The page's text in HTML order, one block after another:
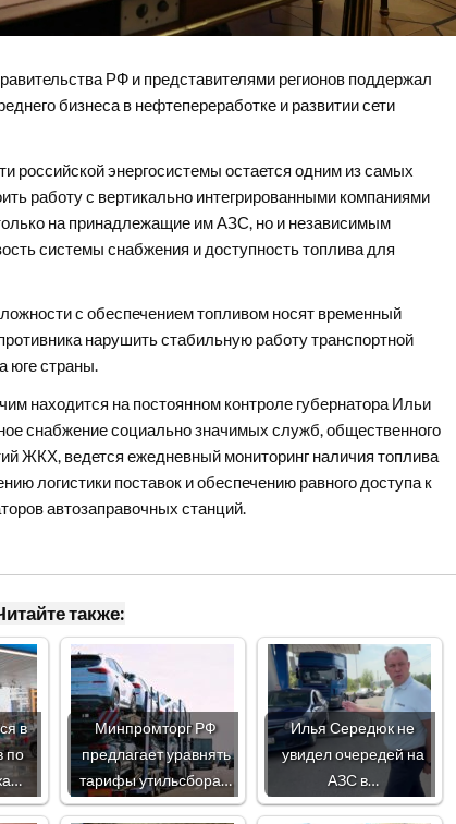
РФ и представителями регионов поддержал
бизнеса в нефтепереработке и развитии сети
российской энергосистемы остается одним из самых
работу с вертикально интегрированными компаниями
на принадлежащие им АЗС, но и независимым
системы снабжения и доступность топлива для
с обеспечением топливом носят временный
нарушить стабильную работу транспортной
юге страны.
находится на постоянном контроле губернатора Ильи
снабжение социально значимых служб, общественного
ЖКХ, ведется ежедневный мониторинг наличия топлива
логистики поставок и обеспечению равного доступа к
автозаправочных станций.
также:
в
по
Минпромторг РФ
предлагает уравнять
тарифы утильсбора…
Илья Середюк не
увидел очередей на
АЗС в…